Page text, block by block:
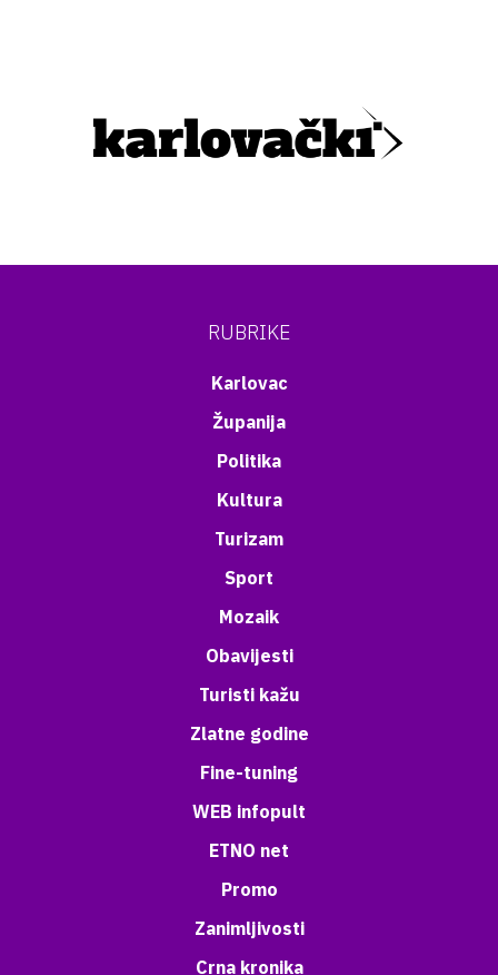
RUBRIKE
Karlovac
Županija
Politika
Kultura
Turizam
Sport
Mozaik
Obavijesti
Turisti kažu
Zlatne godine
Fine-tuning
WEB infopult
ETNO net
Promo
Zanimljivosti
Crna kronika